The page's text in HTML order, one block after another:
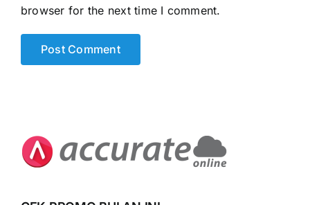
browser for the next time I comment.